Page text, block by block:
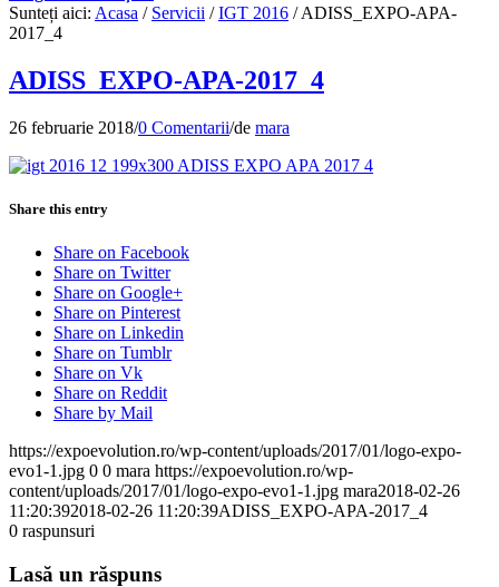
Sunteți aici: Acasa / Servicii / IGT 2016 / ADISS_EXPO-APA-
2017_4
ADISS_EXPO-APA-2017_4
26 februarie 2018/0 Comentarii/de mara
Share this entry
Share on Facebook
Share on Twitter
Share on Google+
Share on Pinterest
Share on Linkedin
Share on Tumblr
Share on Vk
Share on Reddit
Share by Mail
https://expoevolution.ro/wp-content/uploads/2017/01/logo-expo-
evo1-1.jpg 0 0 mara https://expoevolution.ro/wp-
content/uploads/2017/01/logo-expo-evo1-1.jpg mara2018-02-26
11:20:392018-02-26 11:20:39ADISS_EXPO-APA-2017_4
0 raspunsuri
Lasă un răspuns